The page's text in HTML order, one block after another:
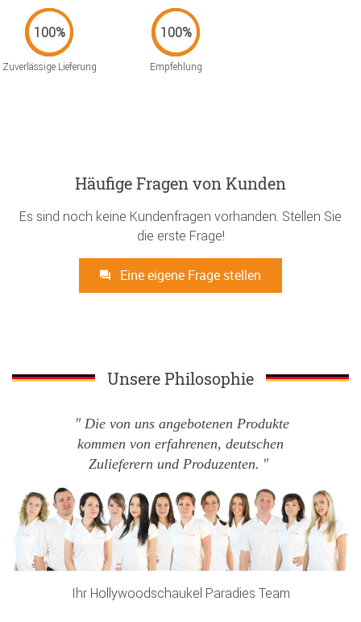
Zuverlässige Lieferung Empfehlung
Häufige Fragen von Kunden
Es sind noch keine Kundenfragen vorhanden. Stellen Sie
die erste Frage!
Eine eigene Frage stellen
Unsere Philosophie
Die von uns angebotenen Produkte
kommen von erfahrenen, deutschen
Zulieferern und Produzenten.
Ihr Hollywoodschaukel Paradies Team